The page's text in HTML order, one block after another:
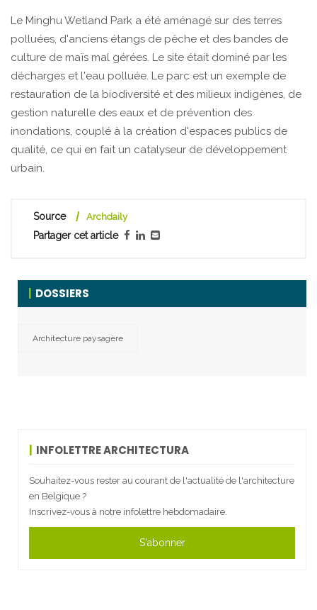
Le Minghu Wetland Park a été aménagé sur des terres
polluées, d'anciens étangs de pêche et des bandes de
culture de maïs mal gérées. Le site était dominé par les
décharges et l'eau polluée. Le parc est un exemple de
restauration de la biodiversité et des milieux indigènes, de
gestion naturelle des eaux et de prévention des
inondations, couplé à la création d'espaces publics de
qualité, ce qui en fait un catalyseur de développement
urbain.
Source Archdaily
Partager cet article
DOSSIERS
Architecture paysagère
INFOLETTRE ARCHITECTURA
Souhaitez-vous rester au courant de l'actualité de l'architecture
en Belgique ?
Inscrivez-vous à notre infolettre hebdomadaire.
S'abonner